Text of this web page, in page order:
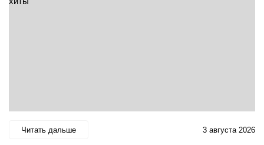
Читать дальше 3 августа 2026